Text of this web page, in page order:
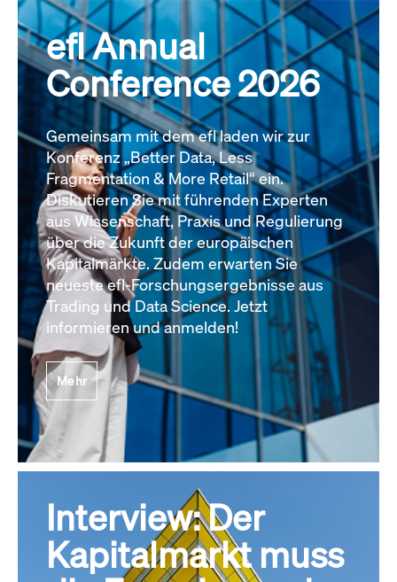
efl Annual
Conference 2026
Gemeinsam mit dem efl laden wir zur
Konferenz „Better Data, Less
Fragmentation & More Retail“ ein.
Diskutieren Sie mit führenden Experten
aus Wissenschaft, Praxis und Regulierung
über die Zukunft der europäischen
Kapitalmärkte. Zudem erwarten Sie
neueste efl-Forschungsergebnisse aus
Trading und Data Science. Jetzt
informieren und anmelden!
Mehr
Interview: Der
Kapitalmarkt muss